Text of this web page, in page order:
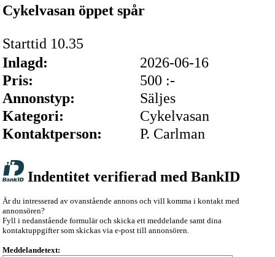
Cykelvasan öppet spår
Starttid 10.35
Inlagd:
2026-06-16
Pris:
500 :-
Annonstyp:
Säljes
Kategori:
Cykelvasan
Kontaktperson:
P. Carlman
Indentitet verifierad med BankID
Är du intresserad av ovanstående annons och vill komma i kontakt med
annonsören?
Fyll i nedanstående formulär och skicka ett meddelande samt dina
kontaktuppgifter som skickas via e-post till annonsören.
Meddelandetext: